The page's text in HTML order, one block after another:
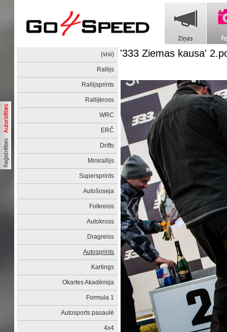
(visi)
Rallijs
Rallijsprints
Rallijkross
WRC
ERČ
Drifts
Minirallijs
Supersprints
Autošoseja
Folkreiss
Autokross
Dragreiss
Autosprints
Kartings
Okartes Akadēmija
Formula 1
Autosports pasaulē
4x4
'333 Ziemas kausa'